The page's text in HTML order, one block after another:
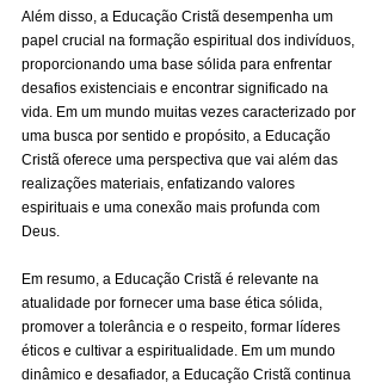
Além disso, a Educação Cristã desempenha um
papel crucial na formação espiritual dos indivíduos,
proporcionando uma base sólida para enfrentar
desafios existenciais e encontrar significado na
vida. Em um mundo muitas vezes caracterizado por
uma busca por sentido e propósito, a Educação
Cristã oferece uma perspectiva que vai além das
realizações materiais, enfatizando valores
espirituais e uma conexão mais profunda com
Deus.
Em resumo, a Educação Cristã é relevante na
atualidade por fornecer uma base ética sólida,
promover a tolerância e o respeito, formar líderes
éticos e cultivar a espiritualidade. Em um mundo
dinâmico e desafiador, a Educação Cristã continua